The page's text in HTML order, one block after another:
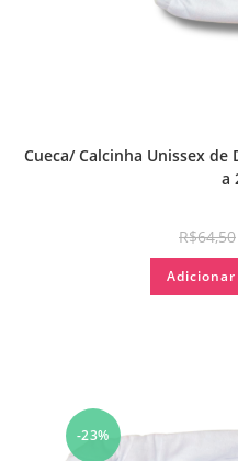
Cueca/ Calcinha Unissex de
a
R$64,50
-23%